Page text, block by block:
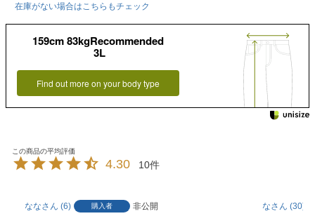
在庫がない場合はこちらもチェック
159cm 83kgRecommended
3L
Find out more on your body type
4.30 10
なな 6 購入者
非公開
な
30